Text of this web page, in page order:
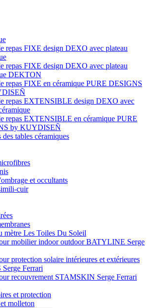
repas FIXE design DEXO avec plateau
repas FIXE design DEXO avec plateau
DEKTON
repas FIXE en céramique PURE DESIGNS
repas EXTENSIBLE design DEXO avec
repas EXTENSIBLE en céramique PURE
by KUYDISEÑ
tables céramiques
et occultants
cuir
mètre Les Toiles Du Soleil
mobilier indoor outdoor BATYLINE Serge
protection solaire intérieures et extérieures
Ferrari
recouvrement STAMSKIN Serge Ferrari
et protection
molleton